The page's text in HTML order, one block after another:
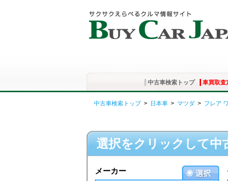
中古車検索トップ 車買取査
中古車検索トップ> 日本車 > マツダ > フレア
選択をクリックして中
メーカー